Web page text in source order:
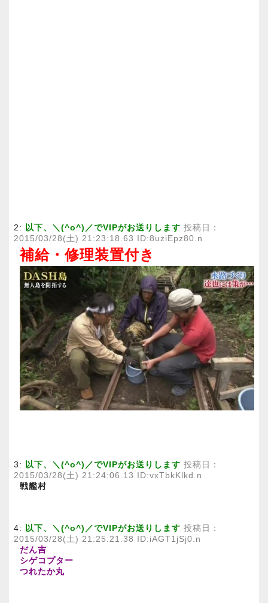
2: 以下、＼(^o^)／でVIPがお送りします 投稿日：
2015/03/28(土) 21:23:18.63 ID:8uziEpz80.n
補給・修理装置付き
3: 以下、＼(^o^)／でVIPがお送りします 投稿日：
2015/03/28(土) 21:24:06.13 ID:vxTbkKlkd.n
戦艦村
4: 以下、＼(^o^)／でVIPがお送りします 投稿日：
2015/03/28(土) 21:25:21.38 ID:iAGT1jSj0.n
だん吉
シゲコプター
つれたか丸